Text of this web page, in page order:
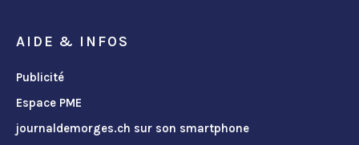
AIDE & INFOS
Publicité
Espace PME
journaldemorges.ch sur son smartphone